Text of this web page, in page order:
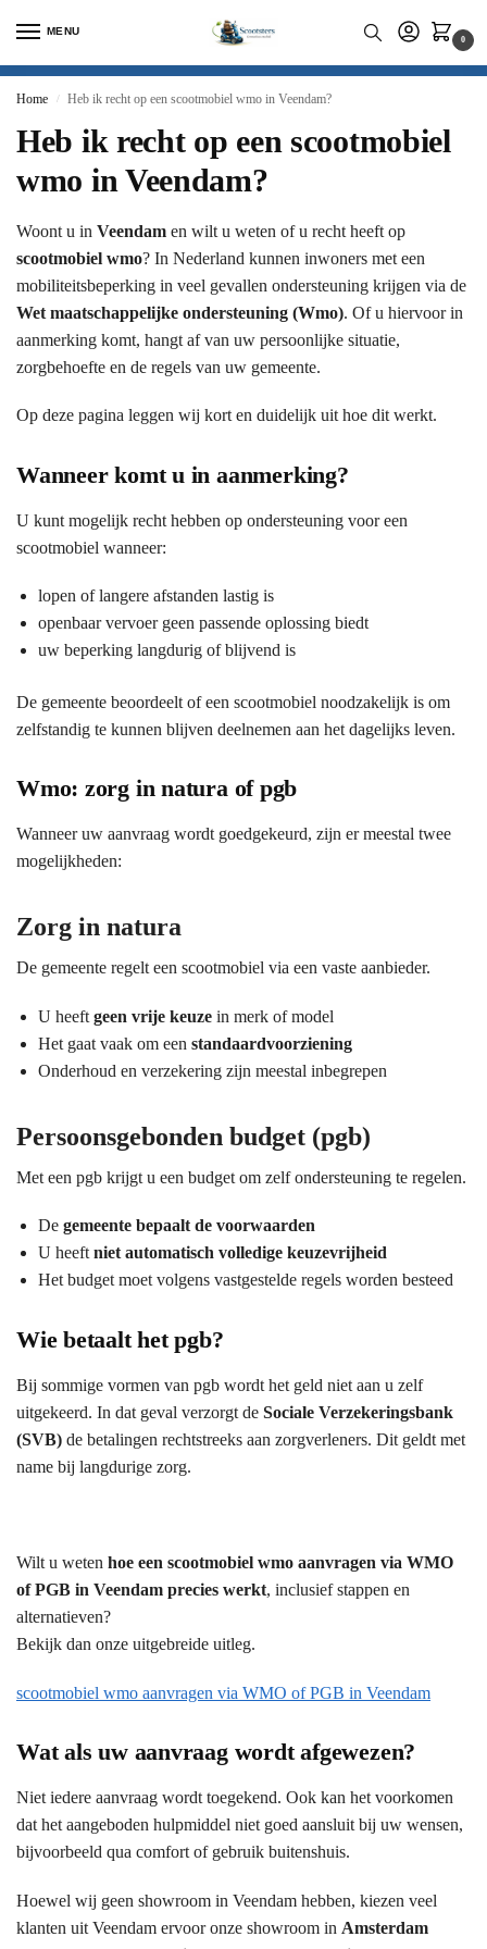
MENU
0
Home / Heb ik recht op een scootmobiel wmo in Veendam?
Heb ik recht op een scootmobiel
wmo in Veendam?
Woont u in Veendam en wilt u weten of u recht heeft op
scootmobiel wmo? In Nederland kunnen inwoners met een
mobiliteitsbeperking in veel gevallen ondersteuning krijgen via de
Wet maatschappelijke ondersteuning (Wmo). Of u hiervoor in
aanmerking komt, hangt af van uw persoonlijke situatie,
zorgbehoefte en de regels van uw gemeente.
Op deze pagina leggen wij kort en duidelijk uit hoe dit werkt.
Wanneer komt u in aanmerking?
U kunt mogelijk recht hebben op ondersteuning voor een
scootmobiel wanneer:
lopen of langere afstanden lastig is
openbaar vervoer geen passende oplossing biedt
uw beperking langdurig of blijvend is
De gemeente beoordeelt of een scootmobiel noodzakelijk is om
zelfstandig te kunnen blijven deelnemen aan het dagelijks leven.
Wmo: zorg in natura of pgb
Wanneer uw aanvraag wordt goedgekeurd, zijn er meestal twee
mogelijkheden:
Zorg in natura
De gemeente regelt een scootmobiel via een vaste aanbieder.
U heeft geen vrije keuze in merk of model
Het gaat vaak om een standaardvoorziening
Onderhoud en verzekering zijn meestal inbegrepen
Persoonsgebonden budget (pgb)
Met een pgb krijgt u een budget om zelf ondersteuning te regelen.
De gemeente bepaalt de voorwaarden
U heeft niet automatisch volledige keuzevrijheid
Het budget moet volgens vastgestelde regels worden besteed
Wie betaalt het pgb?
Bij sommige vormen van pgb wordt het geld niet aan u zelf
uitgekeerd. In dat geval verzorgt de Sociale Verzekeringsbank
(SVB) de betalingen rechtstreeks aan zorgverleners. Dit geldt met
name bij langdurige zorg.
Wilt u weten hoe een scootmobiel wmo aanvragen via WMO
of PGB in Veendam precies werkt, inclusief stappen en
alternatieven?
Bekijk dan onze uitgebreide uitleg.
scootmobiel wmo aanvragen via WMO of PGB in Veendam
Wat als uw aanvraag wordt afgewezen?
Niet iedere aanvraag wordt toegekend. Ook kan het voorkomen
dat het aangeboden hulpmiddel niet goed aansluit bij uw wensen,
bijvoorbeeld qua comfort of gebruik buitenshuis.
Hoewel wij geen showroom in Veendam hebben, kiezen veel
klanten uit Veendam ervoor onze showroom in Amsterdam